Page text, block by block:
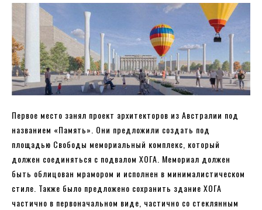
Первое место занял проект архитекторов из Австралии под
названием «Память». Они предложили создать под
площадью Свободы мемориальный комплекс, который
должен соединяться с подвалом ХОГА. Мемориал должен
быть облицован мрамором и исполнен в минималистическом
стиле. Также было предложено сохранить здание ХОГА
частично в первоначальном виде, частично со стеклянным